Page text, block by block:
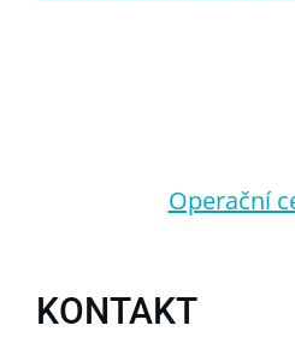
Operační
KONTAKT